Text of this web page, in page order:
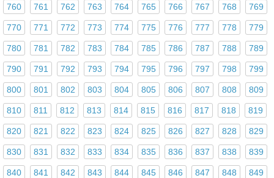
760 761 762 763 764 765 766 767 768 769
770 771 772 773 774 775 776 777 778 779
780 781 782 783 784 785 786 787 788 789
790 791 792 793 794 795 796 797 798 799
800 801 802 803 804 805 806 807 808 809
810 811 812 813 814 815 816 817 818 819
820 821 822 823 824 825 826 827 828 829
830 831 832 833 834 835 836 837 838 839
840 841 842 843 844 845 846 847 848 849